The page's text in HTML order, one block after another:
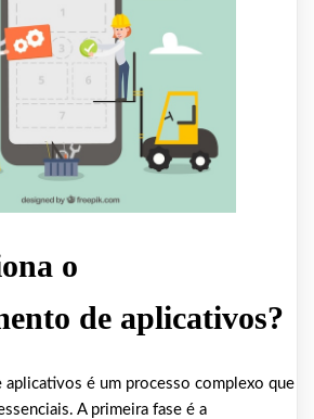
o
de aplicativos?
é um processo complexo que
A primeira fase é a